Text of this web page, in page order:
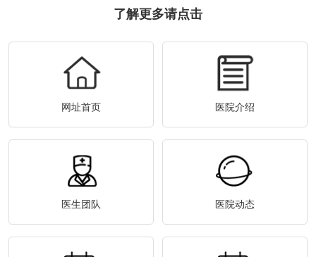
了解更多请点击
网址首页 医院介绍
医生团队 医院动态